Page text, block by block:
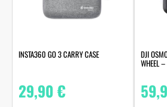
INSTA360 GO 3 CARRY CASE
29,90€
DJI
WHEEL